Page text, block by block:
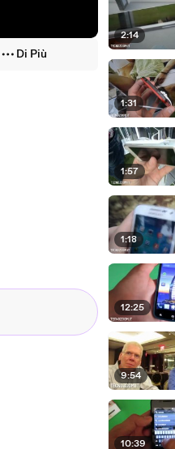
Di Più
2:14
1:31
1:57
1:18
12:25
9:54
10:39